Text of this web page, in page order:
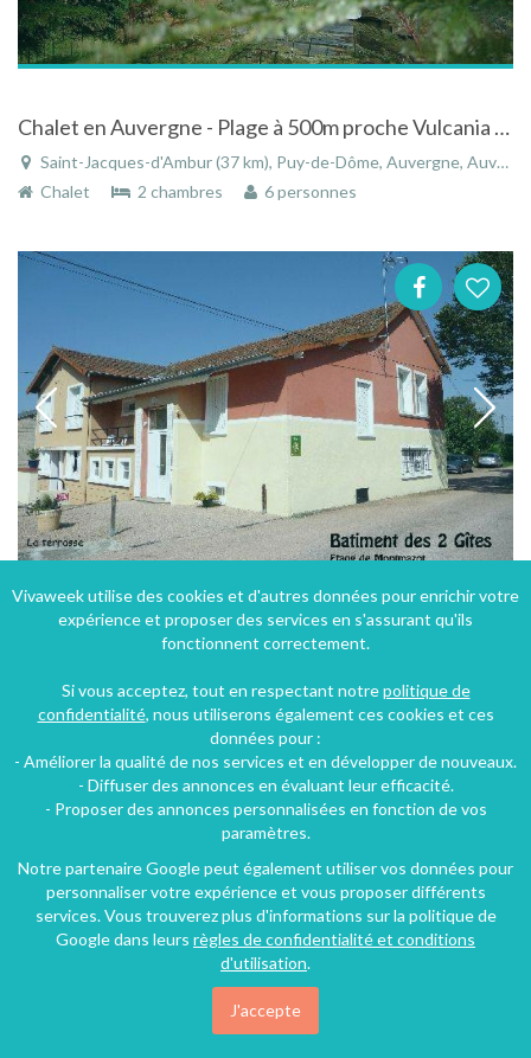
Chalet en Auvergne - Plage à 500m proche Vulcania et de Clermont-Ferrand
Saint-Jacques-d'Ambur (37 km), Puy-de-Dôme, Auvergne, Auvergne-Rhône-Alpes, France
Chalet
2 chambres 6 personnes
Gîte
3 chambres 8 personnes
32€/nuit
Vivaweek utilise des cookies et d'autres données pour enrichir votre
expérience et proposer des services en s'assurant qu'ils
fonctionnent correctement.
Si vous acceptez, tout en respectant notrepolitique de
confidentialité, nous utiliserons également ces cookies et ces
données pour :
- Améliorer la qualité de nos services et en développer de nouveaux.
- Diffuser des annonces en évaluant leur efficacité.
- Proposer des annonces personnalisées en fonction de vos
paramètres.
Notre partenaire Google peut également utiliser vos données pour
personnaliser votre expérience et vous proposer différents
services. Vous trouverez plus d'informations sur la politique de
Google dans leurs règles de confidentialité et conditions
d'utilisation.
J'accepte